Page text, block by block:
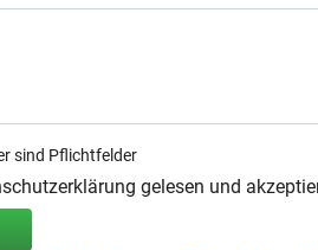
sind Pflichtfelder
gelesen und